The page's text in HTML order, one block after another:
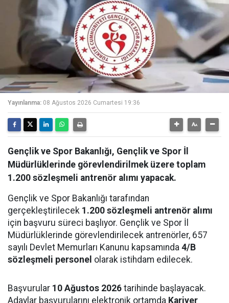
Yayınlanma: 08 Ağustos 2026 Cumartesi 19:36
Gençlik ve Spor Bakanlığı, Gençlik ve Spor İl
Müdürlüklerinde görevlendirilmek üzere toplam
1.200 sözleşmeli antrenör alımı yapacak.
Gençlik ve Spor Bakanlığı tarafından
gerçekleştirilecek 1.200 sözleşmeli antrenör alımı
için başvuru süreci başlıyor. Gençlik ve Spor İl
Müdürlüklerinde görevlendirilecek antrenörler, 657
sayılı Devlet Memurları Kanunu kapsamında 4/B
sözleşmeli personel olarak istihdam edilecek.
Başvurular 10 Ağustos 2026 tarihinde başlayacak.
Adaylar başvurularını elektronik ortamda Kariyer